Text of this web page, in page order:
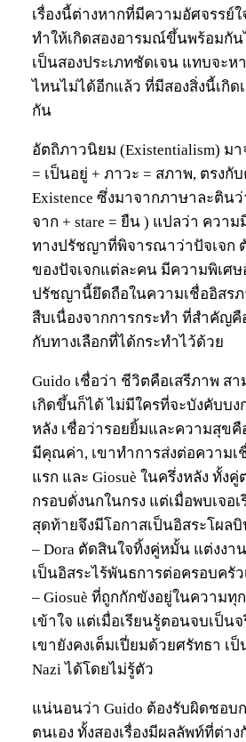
เรื่องนี้ต่างหากที่มีความอัศจรรย์ใ
ทำให้เกิดสองอารมณ์ขึ้นพร้อมกั
เป็นสองประเภทชัดเจน แทบจะห
ไหนไม่ได้อีกแล้ว ที่มีสองสิ่งนี้เกิด
กัน
อัตถิภาวนิยม (Existentialism) ม
= เป็นอยู่ + ภาวะ = สภาพ, ตรงกั
Existence ซึ่งมาจากภาษาละตินว่
จาก + stare = ยืน ) แปลว่า ควา
ทางปรัชญาที่พิจารณาว่าปัจเจก
ของปัจเจกแต่ละคน มีความพิเศษ
ปรัชญานี้ยึดถือในความเชื่ออิสร
สืบเนื่องจากการกระทำ ที่สำคัญ
กับทางเลือกที่ได้กระทำไว้ด้วย
Guido เชื่อว่า ชีวิตคือเสรีภาพ ส
เกิดขึ้นก็ได้ ไม่มีใครที่จะบังคับบง
หลัง เชื่อว่ารอยยิ้มและความสุข
มีคุณค่า, เขาทำการส่งต่อความเ
แรก และ Giosuè ในครึ่งหลัง ทั้ง
กรอบดั่งนกในกรง แต่เมื่อพบเจอเ
สุดท้ายจึงมีโอกาสเป็นอิสระโผล
– Dora ตัดสินใจทิ้งคู่หมั้น แต่งงา
เป็นอิสระไร้พันธการต่อครอบครัว
– Giosuè ที่ถูกกักขังอยู่ในความทุ
เข้าใจ แต่เมื่อเรียนรู้ตอนจบเป็น
เขายังคงเต็มเปี่ยมด้วยศรัทธา เ
Nazi ได้โดยไม่รู้ตัว
แน่นอนว่า Guido ต้องรับผิดชอบ
ตนเอง ทั้งสองเรื่องมีผลลัพท์ที่ต่าง